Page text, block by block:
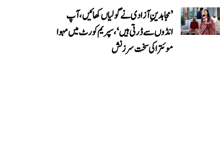
’مجاہدینِ آزادی نے گولیاں کھائیں، آپ
انڈوں سے ڈرتی ہیں‘، سپریم کورٹ میں مہوا
موئترا کی سخت سرزنش